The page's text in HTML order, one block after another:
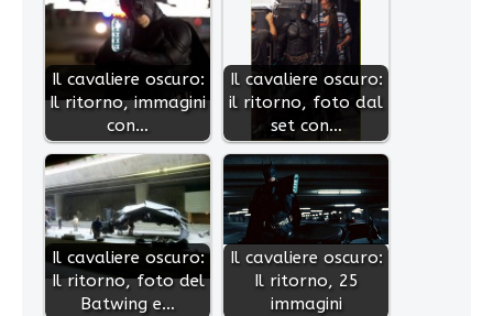
Il cavaliere oscuro:
Il ritorno, immagini
con…
Il cavaliere oscuro:
il ritorno, foto dal
set con…
Il cavaliere oscuro:
Il ritorno, foto del
Batwing e…
Il cavaliere oscuro:
Il ritorno, 25
immagini